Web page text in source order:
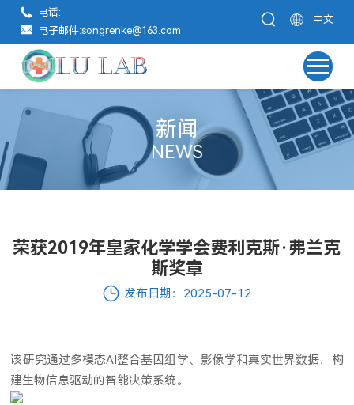
电话:
电子邮件:songrenke@163.com
中文
新闻
NEWS
荣获2019年皇家化学学会费利克斯·弗兰克
斯奖章
发布日期：2025-07-12
该研究通过多模态AI整合基因组学、影像学和真实世界数据，构
建生物信息驱动的智能决策系统。